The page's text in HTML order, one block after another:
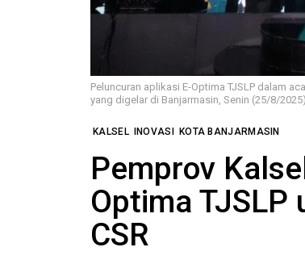
Peluncuran aplikasi E-Optima TJSLP dalam
yang digelar di Banjarmasin, Senin (25/8/
KALSEL INOVASI KOTA BANJARMASIN
Pemprov
Optima TJSLP
CSR